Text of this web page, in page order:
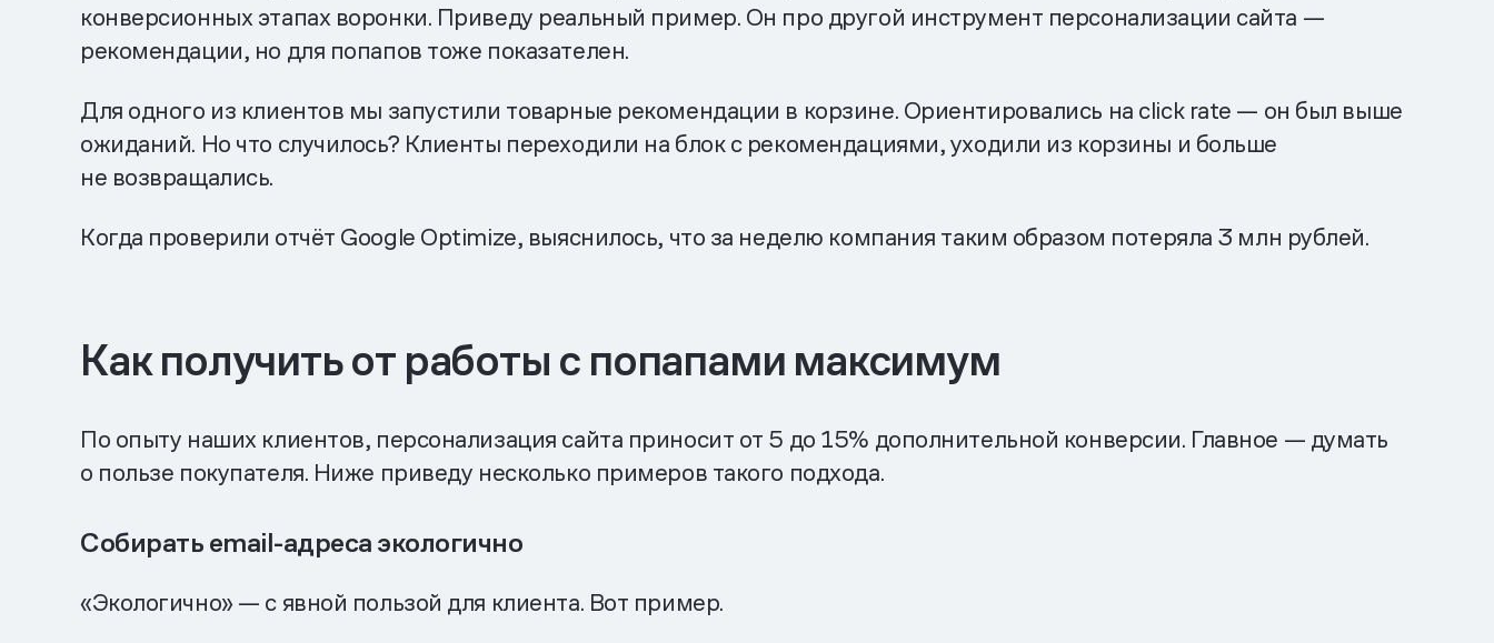
конверсионных этапах воронки. Приведу реальный пример. Он про другой инструмент персонализации сайта —
рекомендации, но для попапов тоже показателен.
Для одного из клиентов мы запустили товарные рекомендации в корзине. Ориентировались на click rate — он был выше
ожиданий. Но что случилось? Клиенты переходили на блок с рекомендациями, уходили из корзины и больше
не возвращались.
Когда проверили отчёт Google Optimize, выяснилось, что за неделю компания таким образом потеряла 3 млн рублей.
Как получить от работы с попапами максимум
По опыту наших клиентов, персонализация сайта приносит от 5 до 15% дополнительной конверсии. Главное — думать
о пользе покупателя. Ниже приведу несколько примеров такого подхода.
Собирать email-адреса экологично
«Экологично» — с явной пользой для клиента. Вот пример.